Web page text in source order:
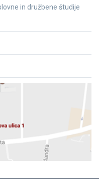
in družbene študije